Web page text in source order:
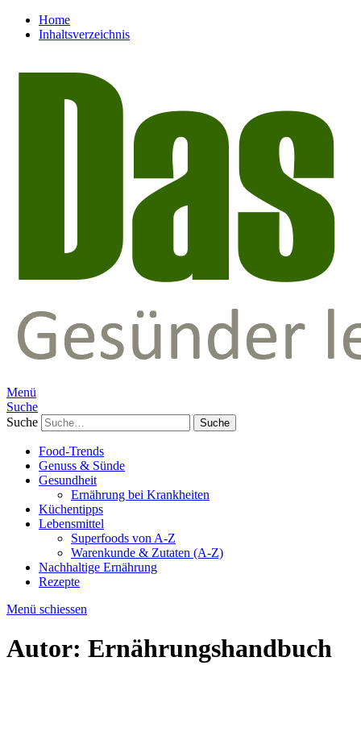
Home
Inhaltsverzeichnis
Menü
Suche
Suche
Food-Trends
Genuss & Sünde
Gesundheit
Ernährung bei Krankheiten
Küchentipps
Lebensmittel
Superfoods von A-Z
Warenkunde & Zutaten (A-Z)
Nachhaltige Ernährung
Rezepte
Menü schiessen
Autor: Ernährungshandbuch